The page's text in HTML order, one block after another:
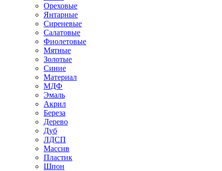
Ореховые
Янтарные
Сиреневые
Салатовые
Фиолетовые
Мятные
Золотые
Синие
Материал
МДФ
Эмаль
Акрил
Береза
Дерево
Дуб
ЛДСП
Массив
Пластик
Шпон